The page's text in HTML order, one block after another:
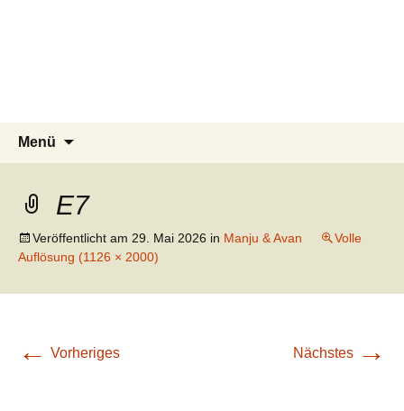
Tier Natur und Artenschutz
Siebengebirge e.V.
Tierschutzverein seit 1985 im
Siebengebirge – Orscheider
Menü
E7
Veröffentlicht am 29. Mai 2026 in Manju & Avan
Volle
Auflösung (1126 × 2000)
← Vorheriges Nächstes →